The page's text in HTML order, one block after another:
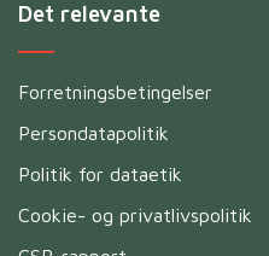
Det relevante
Forretningsbetingelser
Persondatapolitik
Politik for dataetik
Cookie- og privatlivspolitik